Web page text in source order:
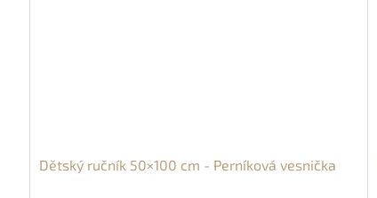
Dětský ručník 50×100 cm - Perníková vesnička